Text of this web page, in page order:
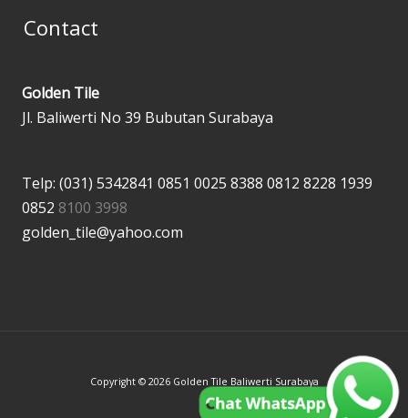
Contact
Golden Tile
Jl. Baliwerti No 39 Bubutan Surabaya
Telp: (031) 5342841 0851 0025 8388 0812 8228 1939
0852 8100 3998
golden_tile@yahoo.com
Copyright © 2026 Golden Tile Baliwerti Surabaya